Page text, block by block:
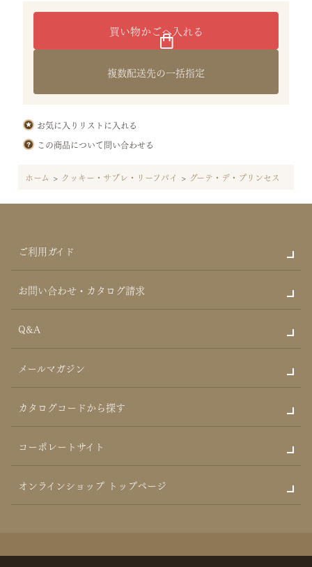
サイズ:タテ20.7×ヨコ28.5×高さ5.1cm （袋：手提げ中）
原材料:小麦粉(国内製造)、バター、砂糖、卵、牛乳、食塩／香料、
保存方法:直射日光、高温多湿を避けて保存してください。
複数配送先の一括指定
お気に入りリストに入れる
この商品について問い合わせる
ホーム > クッキー・サブレ・リーフパイ > グーテ・デ・プリンセス
ご利用ガイド
お問い合わせ・カタログ請求
Q&A
メールマガジン
カタログコードから探す
コーポレートサイト
オンラインショップ トップページ